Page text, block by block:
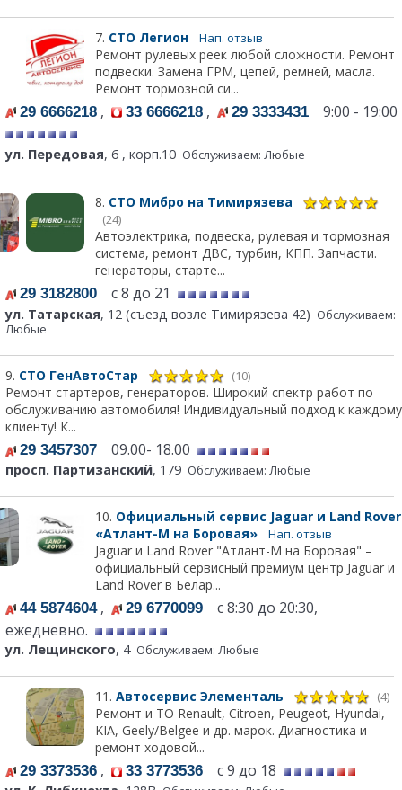
7. СТО Легион Нап. отзыв
Ремонт рулевых реек любой сложности. Ремонт
подвески. Замена ГРМ, цепей, ремней, масла.
Ремонт тормозной си...
29 6666218 , 33 6666218 , 29 3333431 9:00 - 19:00
ул. Передовая, 6 , корп.10 Обслуживаем: Любые
8. СТО Мибро на Тимирязева
(24)
Автоэлектрика, подвеска, рулевая и тормозная
система, ремонт ДВС, турбин, КПП. Запчасти.
генераторы, старте...
29 3182800 с 8 до 21
ул. Татарская, 12 (съезд возле Тимирязева 42) Обслуживаем:
Любые
9. СТО ГенАвтоСтар (10)
Ремонт стартеров, генераторов. Широкий спектр работ по
обслуживанию автомобиля! Индивидуальный подход к каждому
клиенту! К...
29 3457307 09.00- 18.00
просп. Партизанский, 179 Обслуживаем: Любые
10. Официальный сервис Jaguar и Land Rover
«Атлант-М на Боровая»
Нап. отзыв
Jaguar и Land Rover "Атлант-М на Боровая" –
официальный сервисный премиум центр Jaguar и
Land Rover в Белар...
44 5874604, 29 6770099 с 8:30 до 20:30,
ежедневно.
ул. Лещинского, 4 Обслуживаем: Любые
11. Автосервис Элементаль (4)
Ремонт и ТО Renault, Citroen, Peugeot, Hyundai,
KIA, Geely/Belgee и др. марок. Диагностика и
ремонт ходовой...
29 3373536 , 33 3773536 с 9 до 18